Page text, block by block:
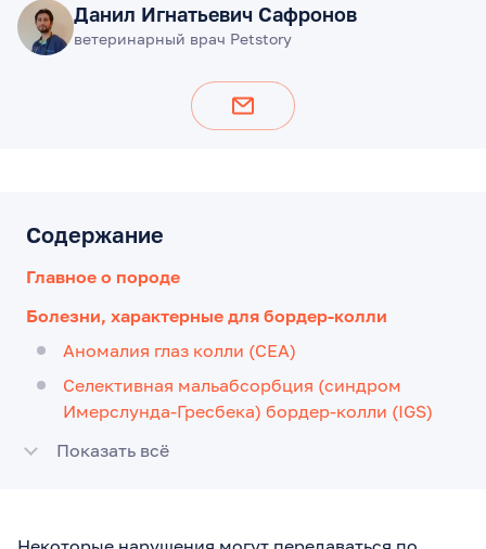
Данил Игнатьевич Сафронов
ветеринарный врач Petstory
Содержание
Главное о породе
Болезни, характерные для бордер-колли
Аномалия глаз колли (CEA)
Селективная мальабсорбция (синдром
Имерслунда-Гресбека) бордер-колли (IGS)
Показать всё